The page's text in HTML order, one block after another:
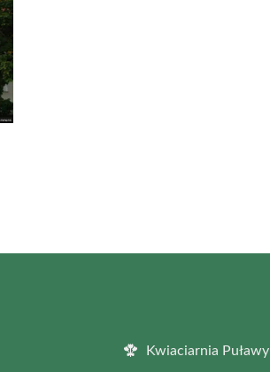
Kwiaciarnia Puławy